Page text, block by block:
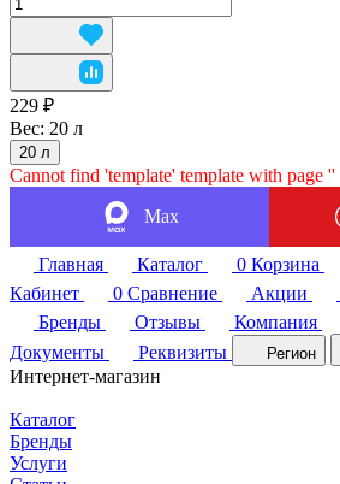
229 ₽
Вес: 20 л
20 л
Cannot find 'template' template with page ''
Max
Главная Каталог 0 Корзина
Кабинет
0 Сравнение Акции
Бренды
Отзывы Компания
Документы
Реквизиты Регион
Интернет-магазин
Каталог
Бренды
Услуги